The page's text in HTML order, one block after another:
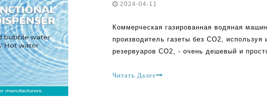
2024-04-11
Коммерческая газированная водяная
производитель газеты без CO2, используя
резервуаров CO2, - очень дешевый и
газированную воду, вы не хотите идти на
Читать Далее